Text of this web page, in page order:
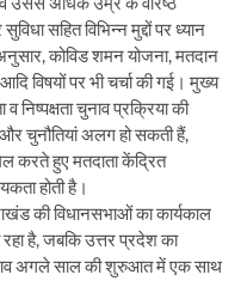
सहित विभिन्न मुद्दों पर ध्यान
कोविड शमन योजना, मतदान
विषयों पर भी चर्चा की गई। मुख्य
निष्पक्षता चुनाव प्रक्रिया की
चुनौतियां अलग हो सकती हैं,
करते हुए मतदाता केंद्रित
होती है।
की विधानसभाओं का कार्यकाल
है, जबकि उत्तर प्रदेश का
अगले साल की शुरुआत में एक साथ